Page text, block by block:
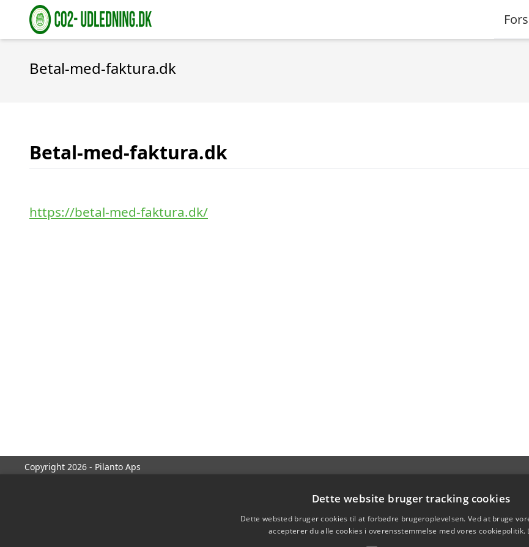
Betal-med-faktura.dk
Betal-med-faktura.dk
https://betal-med-faktura.dk/
Copyright 2026 - Pilanto Aps
Dette website bruger tracking cookies
Dette websted bruger cookies til at forbedre brugeroplevelsen. Ved at bruge
accepterer du alle cookies i overensstemmelse med vores cookiepolitik.